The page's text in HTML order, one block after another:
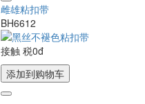
雌雄粘扣带
BH6612
接触 税0đ
添加到购物车